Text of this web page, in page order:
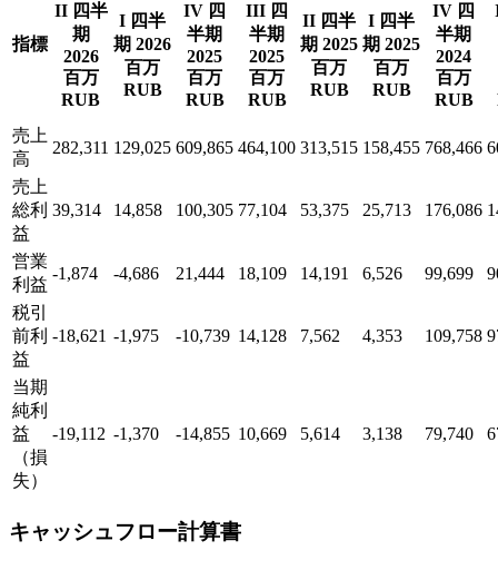
指標
II 四半
期
2026
百万
RUB
I 四半
期 2026
百万
RUB
IV 四
半期
2025
百万
RUB
III 四
半期
2025
百万
RUB
II 四半
期 2025
百万
RUB
I 四半
期 2025
百万
RUB
IV 四
半期
2024
百万
RUB
売上
高
282,311 129,025 609,865 464,100 313,515 158,455 768,466
売上
総利
益
39,314 14,858 100,305 77,104 53,375 25,713 176,086
営業
利益
-1,874 -4,686 21,444 18,109 14,191 6,526 99,699
税引
前利
益
-18,621 -1,975 -10,739 14,128 7,562 4,353 109,758
当期
純利
益
（損
失）
-19,112 -1,370 -14,855 10,669 5,614 3,138 79,740
キャッシュフロー計算書